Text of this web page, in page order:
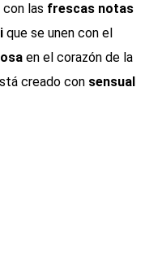
las frescas notas
que se unen con el
en el corazón de la
creado con sensual